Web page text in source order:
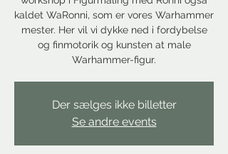
kaldet WaRonni, som er vores Warhammer
mester. Her vil vi dykke ned i fordybelse
og finmotorik og kunsten at male
Warhammer-figur.
Der sælges ikke billetter
Se andre events